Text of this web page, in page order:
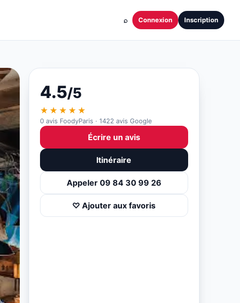
⌕ Connexion Inscription
4.5/5
★★★★★
0 avis FoodyParis · 1422 avis Google
Écrire un avis
Itinéraire
Appeler 09 84 30 99 26
♡ Ajouter aux favoris